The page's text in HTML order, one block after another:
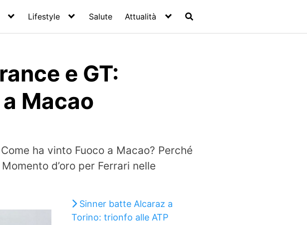
Lifestyle Salute Attualità
e GT:
Macao
ha vinto Fuoco a Macao? Perché
d’oro per Ferrari nelle
Sinner batte Alcaraz a
Torino: trionfo alle ATP